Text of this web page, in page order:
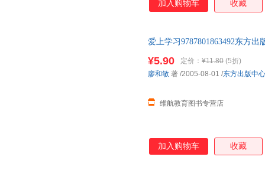
加入购物车 收藏
爱上学习9787801863492东方
¥5.90 定价： ¥11.80 (5折)
维航教育图书专营店
廖和敏 著 /2005-08-01 /东方出版中心
加入购物车 收藏